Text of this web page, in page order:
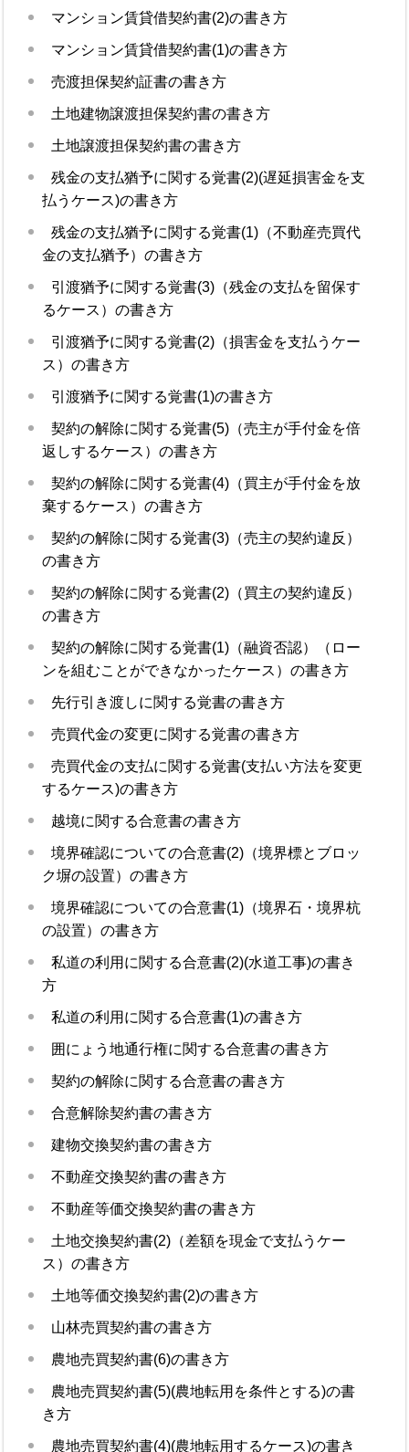
マンション賃貸借契約書(2)の書き方
マンション賃貸借契約書(1)の書き方
売渡担保契約証書の書き方
土地建物譲渡担保契約書の書き方
土地譲渡担保契約書の書き方
残金の支払猶予に関する覚書(2)(遅延損害金を支
払うケース)の書き方
残金の支払猶予に関する覚書(1)（不動産売買代
金の支払猶予）の書き方
引渡猶予に関する覚書(3)（残金の支払を留保す
るケース）の書き方
引渡猶予に関する覚書(2)（損害金を支払うケー
ス）の書き方
引渡猶予に関する覚書(1)の書き方
契約の解除に関する覚書(5)（売主が手付金を倍
返しするケース）の書き方
契約の解除に関する覚書(4)（買主が手付金を放
棄するケース）の書き方
契約の解除に関する覚書(3)（売主の契約違反）
の書き方
契約の解除に関する覚書(2)（買主の契約違反）
の書き方
契約の解除に関する覚書(1)（融資否認）（ロー
ンを組むことができなかったケース）の書き方
先行引き渡しに関する覚書の書き方
売買代金の変更に関する覚書の書き方
売買代金の支払に関する覚書(支払い方法を変更
するケース)の書き方
越境に関する合意書の書き方
境界確認についての合意書(2)（境界標とブロッ
ク塀の設置）の書き方
境界確認についての合意書(1)（境界石・境界杭
の設置）の書き方
私道の利用に関する合意書(2)(水道工事)の書き
方
私道の利用に関する合意書(1)の書き方
囲にょう地通行権に関する合意書の書き方
契約の解除に関する合意書の書き方
合意解除契約書の書き方
建物交換契約書の書き方
不動産交換契約書の書き方
不動産等価交換契約書の書き方
土地交換契約書(2)（差額を現金で支払うケー
ス）の書き方
土地等価交換契約書(2)の書き方
山林売買契約書の書き方
農地売買契約書(6)の書き方
農地売買契約書(5)(農地転用を条件とする)の書
き方
農地売買契約書(4)(農地転用するケース)の書き